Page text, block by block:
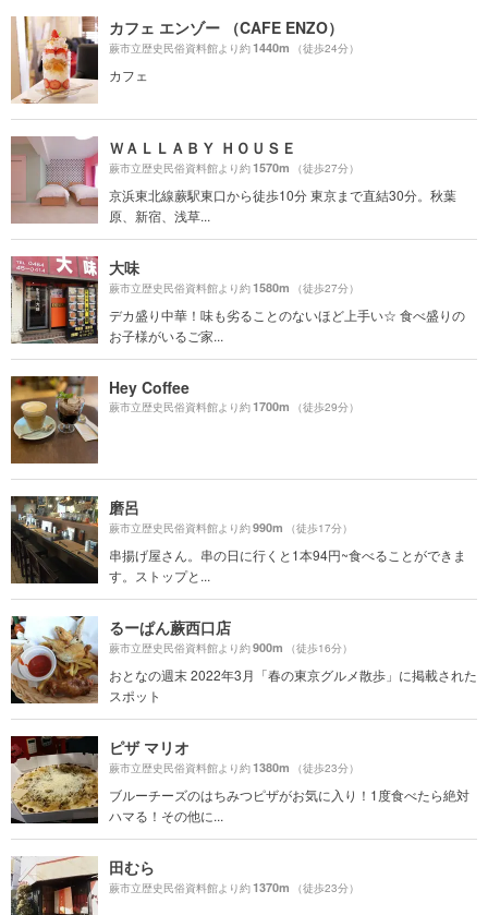
カフェ エンゾー （CAFE ENZO）
蕨市立歴史民俗資料館より約1440m （徒歩24分）
カフェ
ＷＡＬＬＡＢＹ ＨＯＵＳＥ
蕨市立歴史民俗資料館より約1570m （徒歩27分）
京浜東北線蕨駅東口から徒歩10分 東京まで直結30分。秋葉
原、新宿、浅草...
大味
蕨市立歴史民俗資料館より約1580m （徒歩27分）
デカ盛り中華！味も劣ることのないほど上手い☆ 食べ盛りの
お子様がいるご家...
Hey Coffee
蕨市立歴史民俗資料館より約1700m （徒歩29分）
磨呂
蕨市立歴史民俗資料館より約990m （徒歩17分）
串揚げ屋さん。串の日に行くと1本94円~食べることができま
す。ストップと...
るーぱん蕨西口店
蕨市立歴史民俗資料館より約900m （徒歩16分）
おとなの週末 2022年3月「春の東京グルメ散歩」に掲載された
スポット
ピザ マリオ
蕨市立歴史民俗資料館より約1380m （徒歩23分）
ブルーチーズのはちみつピザがお気に入り！1度食べたら絶対
ハマる！その他に...
田むら
蕨市立歴史民俗資料館より約1370m （徒歩23分）